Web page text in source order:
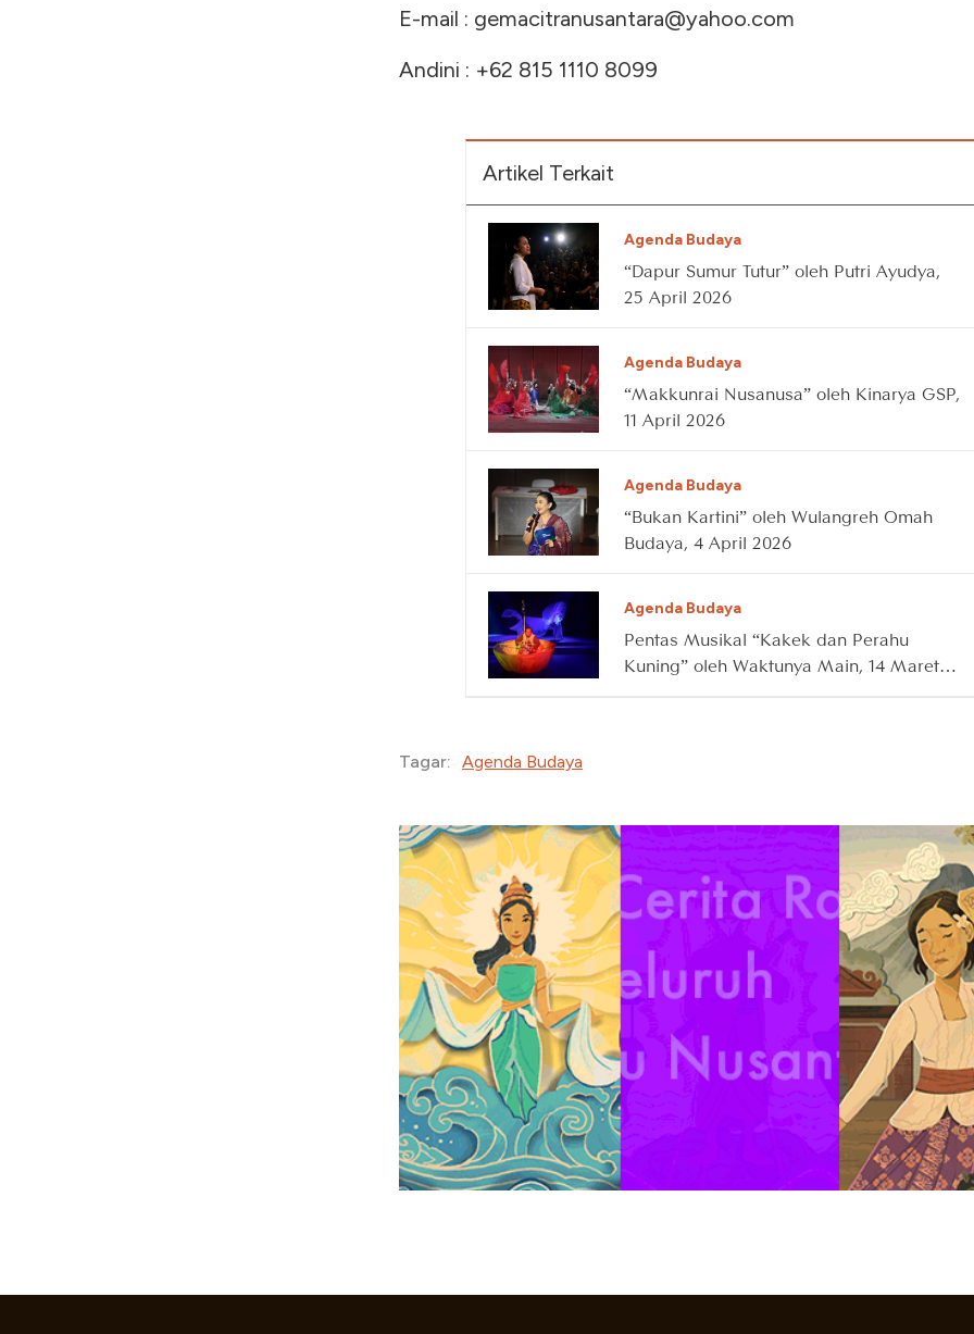
E-mail : gemacitranusantara@yahoo.com
Andini : +62 815 1110 8099
Artikel Terkait
Agenda Budaya
“Dapur Sumur Tutur” oleh Putri Ayudya,
25 April 2026
Agenda Budaya
“Makkunrai Nusanusa” oleh Kinarya GSP,
11 April 2026
Agenda Budaya
“Bukan Kartini” oleh Wulangreh Omah
Budaya, 4 April 2026
Agenda Budaya
Pentas Musikal “Kakek dan Perahu
Kuning” oleh Waktunya Main, 14 Maret
Tagar: Agenda Budaya